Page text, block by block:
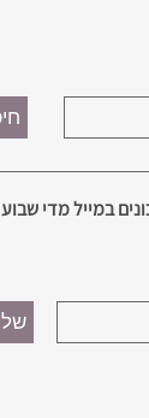
במייל מדי שבוע